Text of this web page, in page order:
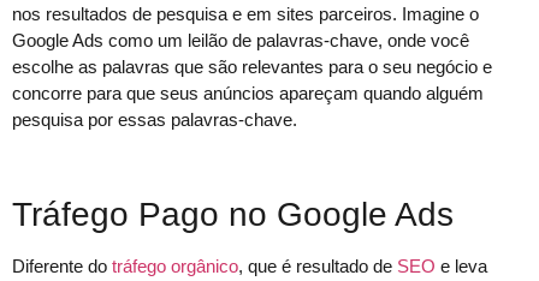
nos resultados de pesquisa e em sites parceiros. Imagine o
Google Ads como um leilão de palavras-chave, onde você
escolhe as palavras que são relevantes para o seu negócio e
concorre para que seus anúncios apareçam quando alguém
pesquisa por essas palavras-chave.
Tráfego Pago no Google Ads
Diferente do tráfego orgânico, que é resultado de SEO e leva